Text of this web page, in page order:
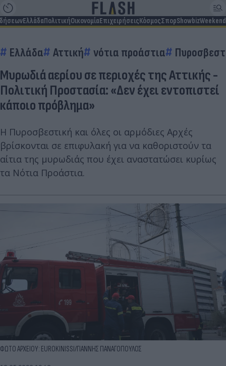
ΕλλάδαΠολιτικήΟικονομίαΕπιχειρήσειςΚόσμοςΣπορShowbizWeekend
Ελλάδα Αττική νότια προάστια
Μυρωδιά αερίου σε περιοχές της Αττικής -
Πολιτική Προστασία: «Δεν έχει εντοπιστεί
κάποιο πρόβλημα»
Η Πυροσβεστική και όλες οι αρμόδιες Αρχές
βρίσκονται σε επιφυλακή για να καθοριστούν τα
αίτια της μυρωδιάς που έχει αναστατώσει κυρίως
τα Νότια Προάστια.
ΦΩΤΟ ΑΡΧΕΙΟΥ: EUROKINISSI/ΓΙΑΝΝΗΣ ΠΑΝΑΓΟΠΟΥΛΟΣ